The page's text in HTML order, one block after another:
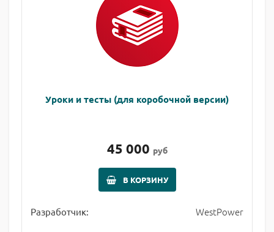
Уроки и тесты (для коробочной версии)
45 000 руб
В КОРЗИНУ
Разработчик: WestPower